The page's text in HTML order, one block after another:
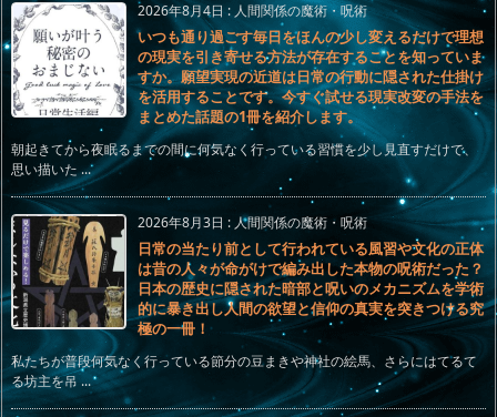
2026年8月4日: 人間関係の魔術・呪術
いつも通り過ごす毎日をほんの少し変えるだけで理想
の現実を引き寄せる方法が存在することを知っていま
すか。願望実現の近道は日常の行動に隠された仕掛け
を活用することです。今すぐ試せる現実改変の手法を
まとめた話題の1冊を紹介します。
朝起きてから夜眠るまでの間に何気なく行っている習慣を少し見直すだけで、
思い描いた ...
2026年8月3日 : 人間関係の魔術・呪術
日常の当たり前として行われている風習や文化の正体
は昔の人々が命がけで編み出した本物の呪術だった？
日本の歴史に隠された暗部と呪いのメカニズムを学術
的に暴き出し人間の欲望と信仰の真実を突きつける究
極の一冊！
私たちが普段何気なく行っている節分の豆まきや神社の絵馬、さらにはてるて
る坊主を吊 ...